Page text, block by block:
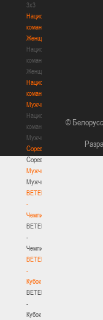
3х3
Национальная
команда.
Женщины
Национальная
команда.
Женщины
Национальная
команда.
Мужчины
Национальная
команда.
Мужчины
Соревнования
Соревнования
Мужчины
Мужчины
BETERA
-
Чемпионат
BETERA
-
Чемпионат
BETERA
-
Кубок
BETERA
-
Кубок
©